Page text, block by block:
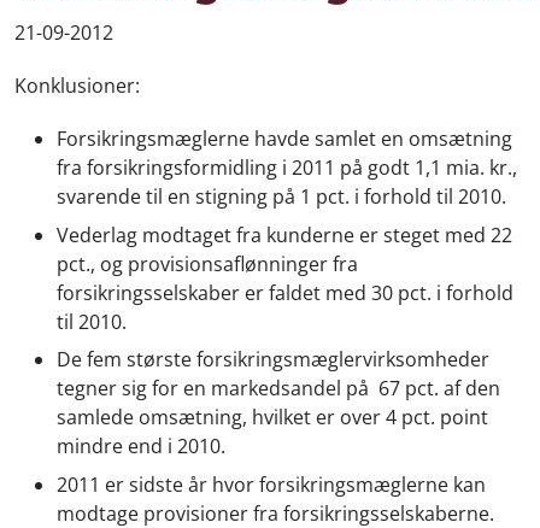
21-09-2012
Konklusioner:
Forsikringsmæglerne havde samlet en omsætning
fra forsikringsformidling i 2011 på godt 1,1 mia. kr.,
svarende til en stigning på 1 pct. i forhold til 2010.
Vederlag modtaget fra kunderne er steget med 22
pct., og provisionsaflønninger fra
forsikringsselskaber er faldet med 30 pct. i forhold
til 2010.
De fem største forsikringsmæglervirksomheder
tegner sig for en markedsandel på 67 pct. af den
samlede omsætning, hvilket er over 4 pct. point
mindre end i 2010.
2011 er sidste år hvor forsikringsmæglerne kan
modtage provisioner fra forsikringsselskaberne.